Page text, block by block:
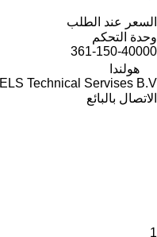
السعر عند الطلب
وحدة التحكم
361-150-40000
هولندا
ELS Technical Servises B.V.
الاتصال بالبائع
1